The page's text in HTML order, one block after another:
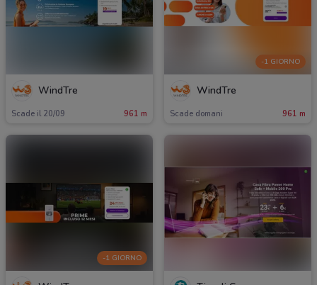
WindTre
Scade il 20/09 961 m
-1 GIORNO
WindTre
Scade domani 961 m
-1 GIORNO